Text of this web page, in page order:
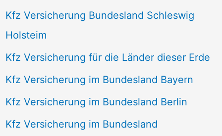
Kfz Versicherung Bundesland Schleswig
Holsteim
Kfz Versicherung für die Länder dieser Erde
Kfz Versicherung im Bundesland Bayern
Kfz Versicherung im Bundesland Berlin
Kfz Versicherung im Bundesland